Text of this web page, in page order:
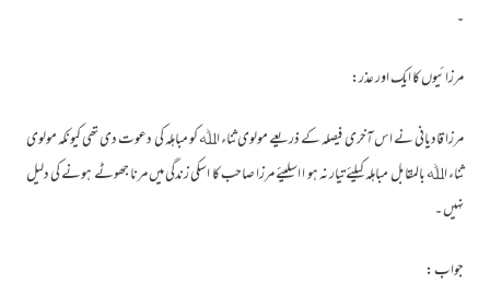
۔
مرزائیوں کا ایک اور عذر:
مرزا قادیانی نے اس آخری فیصلہ کے ذریعے مولوی ثناء اﷲ کو مباہلہ کی دعوت دی تھی کیونکہ مولوی
ثناء اﷲ بالمقابل مباہلہ کیلئے تیار نہ ہو ا اسلیئے مرزا صاحب کا اسکی زندگی میں مرنا جھوٹے ہونے کی دلیل
نہیں ۔
جواب :